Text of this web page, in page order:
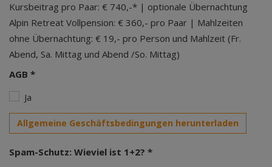
Kursbeitrag pro Paar: € 740,-* | optionale Übernachtung
Alpin Retreat Vollpension: € 360,- pro Paar | Mahlzeiten
ohne Übernachtung: € 19,- pro Person und Mahlzeit (Fr.
Abend, Sa. Mittag und Abend /So. Mittag)
AGB *
Ja
Allgemeine Geschäftsbedingungen herunterladen
Spam-Schutz: Wieviel ist 1+2? *